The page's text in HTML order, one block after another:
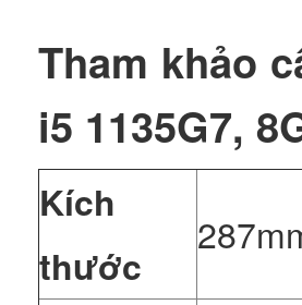
Tham khảo
i5 1135G7,
Kích
thước